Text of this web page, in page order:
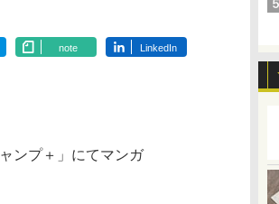
note LinkedIn
ンプ＋」にてマンガ